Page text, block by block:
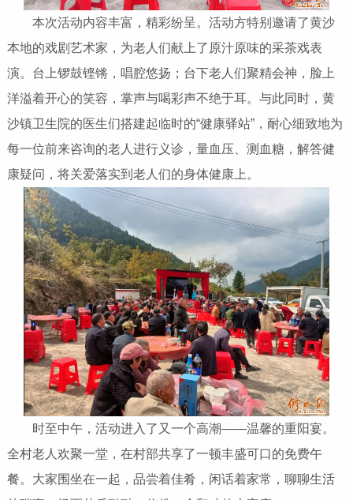
本次活动内容丰富，精彩纷呈。活动方特别邀请了黄沙
本地的戏剧艺术家，为老人们献上了原汁原味的采茶戏表
演。台上锣鼓铿锵，唱腔悠扬；台下老人们聚精会神，脸上
洋溢着开心的笑容，掌声与喝彩声不绝于耳。与此同时，黄
沙镇卫生院的医生们搭建起临时的“健康驿站”，耐心细致地为
每一位前来咨询的老人进行义诊，量血压、测血糖，解答健
康疑问，将关爱落实到老人们的身体健康上。
时至中午，活动进入了又一个高潮——温馨的重阳宴。
全村老人欢聚一堂，在村部共享了一顿丰盛可口的免费午
餐。大家围坐在一起，品尝着佳肴，闲话着家常，聊聊生活